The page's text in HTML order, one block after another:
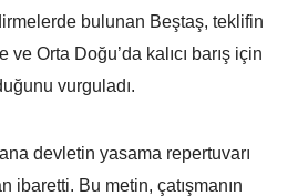
bulunan Beştaş, teklifin
ve Orta Doğu’da kalıcı barış için
vurguladı.
devletin yasama repertuvarı
ibaretti. Bu metin, çatışmanın